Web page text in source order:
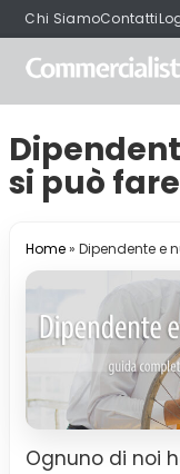
Chi SiamoContatti
si può
Home» Dipendente e
Ognuno di noi